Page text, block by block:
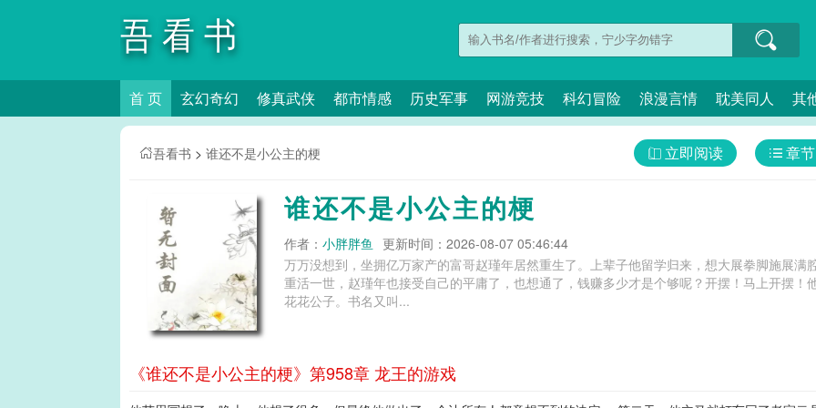
吾看书
首 页 玄幻奇幻 修真武侠 都市情感 历史军事 网游竞技 科幻冒险 浪漫言情 耽美同人 其
吾看书 > 谁还不是小公主的梗 章
立即阅读
谁还不是小公主的梗
作者： 小胖胖鱼 更新时间：2026-08-07 05:46:44
万万没想到，坐拥亿万家产的富哥赵瑾年居然重生了。上辈子他留学归来，想大展拳脚施展满
重活一世，赵瑾年也接受自己的平庸了，也想通了，钱赚多少才是个够呢？开摆！马上开摆！
花花公子。书名又叫...
《谁还不是小公主的梗》第958章 龙王的游戏